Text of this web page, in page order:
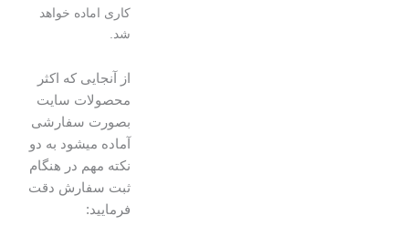
کاری اماده خواهد
از آنجایی که اکثر
محصولات سایت
بصورت سفارشی
آماده میشود به دو
نکته مهم در هنگام
ثبت سفارش دقت
فرمایید: